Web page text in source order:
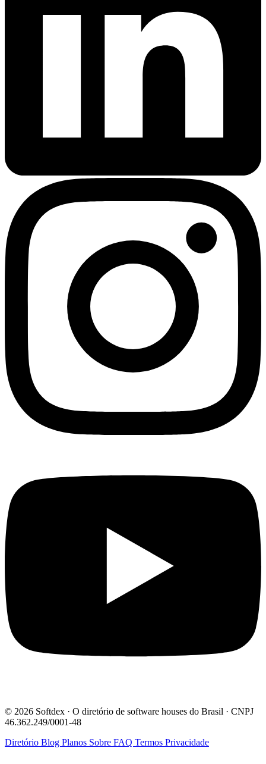
© 2026 Softdex · O diretório de software houses do Brasil · CNPJ
46.362.249/0001-48
Diretório Blog Planos Sobre FAQ Termos Privacidade